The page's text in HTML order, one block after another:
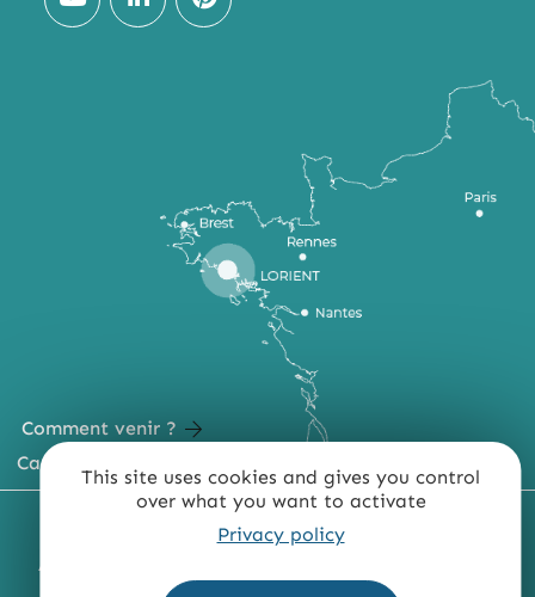
This site uses cookies and gives you control
over what you want to activate
Privacy policy
Comment venir ?
Carte du territoire
ACCESSIBILITÉ : NON CONFORME